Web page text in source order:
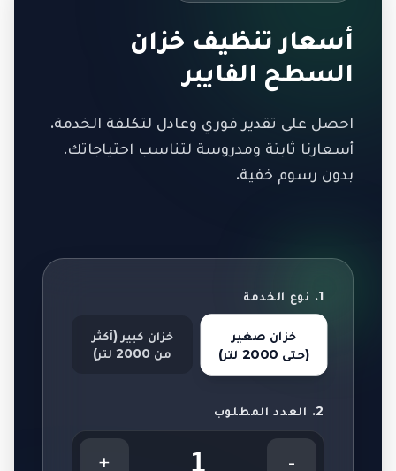
أسعار تنظيف خزان
السطح الفايبر
احصل على تقدير فوري وعادل لتكلفة الخدمة.
أسعارنا ثابتة ومدروسة لتناسب احتياجاتك،
بدون رسوم خفية.
1. نوع الخدمة
خزان صغير
(حتى 2000 لتر)
خزان كبير (أكثر
من 2000 لتر)
2. العدد المطلوب
-
1
+